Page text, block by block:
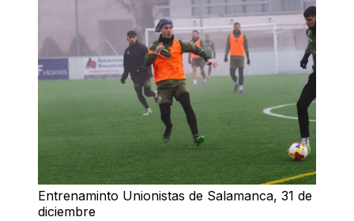
Entrenaminto Unionistas de Salamanca, 31 de
diciembre